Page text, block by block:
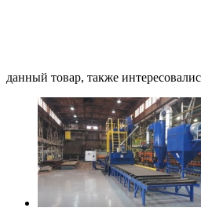
данный товар, также